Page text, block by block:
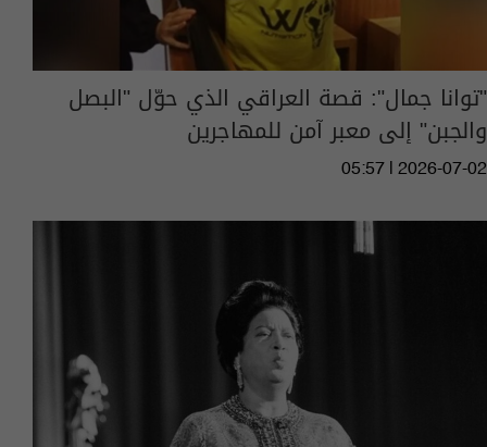
"توانا جمال": قصة العراقي الذي حوّل "البصل
والجبن" إلى معبر آمن للمهاجرين
05:57 | 2026-07-02